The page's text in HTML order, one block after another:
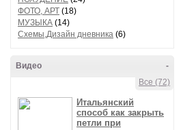
ФОТО, АРТ (18)
МУЗЫКА (14)
Схемы,Дизайн дневника (6)
-
Видео
Все (72)
Итальянский
способ как закрыть
петли при